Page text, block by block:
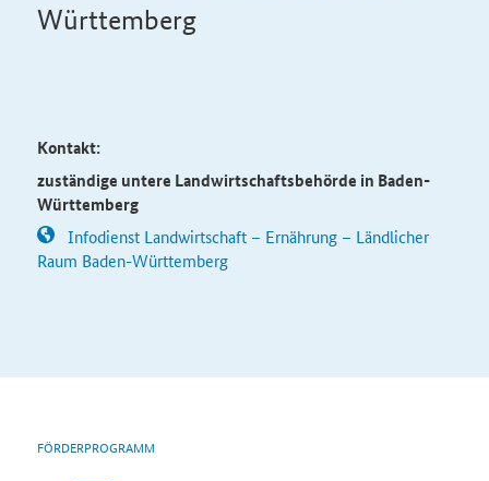
Württemberg
Kontakt:
zuständige untere Landwirtschaftsbehörde in Baden-
Württemberg
Infodienst Landwirtschaft – Ernährung – Ländlicher
Raum Baden-Württemberg
FÖRDERPROGRAMM